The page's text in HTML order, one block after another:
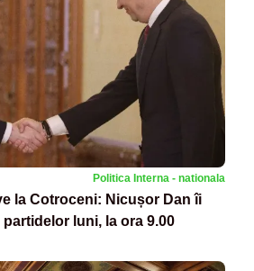
Politica Interna - nationala
la Cotroceni: Nicușor Dan îi
luni, la ora 9.00